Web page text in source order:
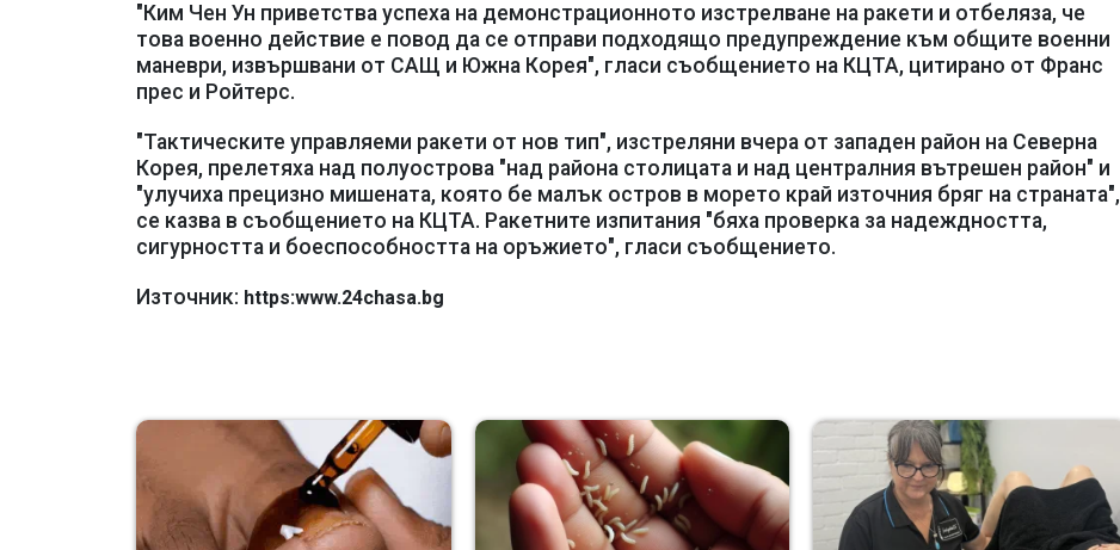
"Ким Чен Ун приветства успеха на демонстрационното изстрелване на ракети и отбеляза, че
това военно действие е повод да се отправи подходящо предупреждение към общите военни
маневри, извършвани от САЩ и Южна Корея", гласи съобщението на КЦТА, цитирано от Франс
прес и Ройтерс.
"Тактическите управляеми ракети от нов тип", изстреляни вчера от западен район на Северна
Корея, прелетяха над полуострова "над района столицата и над централния вътрешен район" и
"улучиха прецизно мишената, която бе малък остров в морето край източния бряг на страната",
се казва в съобщението на КЦТА. Ракетните изпитания "бяха проверка за надеждността,
сигурността и боеспособността на оръжието", гласи съобщението.
Източник: https:www.24chasa.bg